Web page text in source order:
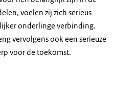
voelen zij zich serieus
onderlinge verbinding.
vervolgens ook een serieuze
voor de toekomst.